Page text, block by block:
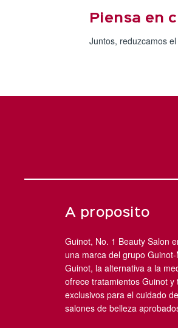
Piensa en
Juntos, reduzcamos
A proposito
Guinot, No. 1 Beauty Salon
una marca del grupo
Guinot, la alternativa a la
ofrece tratamientos Guinot y
exclusivos para el cuidado
salones de belleza